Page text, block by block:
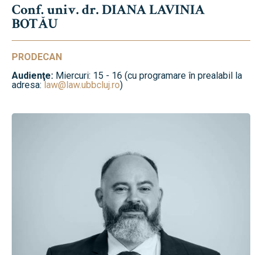
Conf. univ. dr. DIANA LAVINIA
BOTĂU
PRODECAN
Audienţe: Miercuri: 15 - 16 (cu programare în prealabil la
adresa: law@law.ubbcluj.ro)